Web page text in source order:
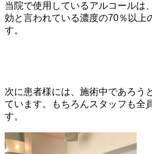
当院で使用しているアルコールは
効と言われている濃度の70％以上
す。
次に患者様には、施術中であろう
ています。もちろんスタッフも全
す。